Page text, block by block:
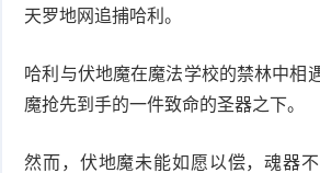
天罗地网追捕哈利。
哈利与伏地魔在魔法学校的禁林中相
魔抢先到手的一件致命的圣器之下。
然而，伏地魔未能如愿以偿，魂器